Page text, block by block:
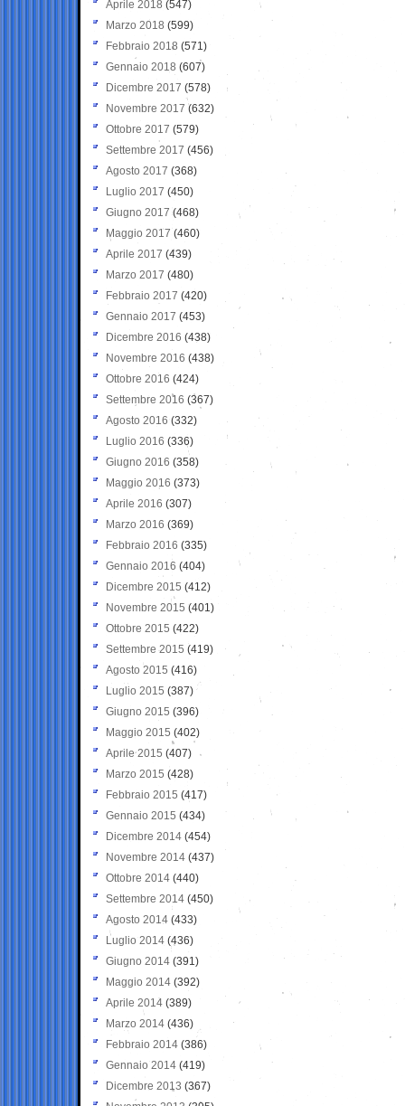
Aprile 2018 (547)
Marzo 2018 (599)
Febbraio 2018 (571)
Gennaio 2018 (607)
Dicembre 2017 (578)
Novembre 2017 (632)
Ottobre 2017 (579)
Settembre 2017 (456)
Agosto 2017 (368)
Luglio 2017 (450)
Giugno 2017 (468)
Maggio 2017 (460)
Aprile 2017 (439)
Marzo 2017 (480)
Febbraio 2017 (420)
Gennaio 2017 (453)
Dicembre 2016 (438)
Novembre 2016 (438)
Ottobre 2016 (424)
Settembre 2016 (367)
Agosto 2016 (332)
Luglio 2016 (336)
Giugno 2016 (358)
Maggio 2016 (373)
Aprile 2016 (307)
Marzo 2016 (369)
Febbraio 2016 (335)
Gennaio 2016 (404)
Dicembre 2015 (412)
Novembre 2015 (401)
Ottobre 2015 (422)
Settembre 2015 (419)
Agosto 2015 (416)
Luglio 2015 (387)
Giugno 2015 (396)
Maggio 2015 (402)
Aprile 2015 (407)
Marzo 2015 (428)
Febbraio 2015 (417)
Gennaio 2015 (434)
Dicembre 2014 (454)
Novembre 2014 (437)
Ottobre 2014 (440)
Settembre 2014 (450)
Agosto 2014 (433)
Luglio 2014 (436)
Giugno 2014 (391)
Maggio 2014 (392)
Aprile 2014 (389)
Marzo 2014 (436)
Febbraio 2014 (386)
Gennaio 2014 (419)
Dicembre 2013 (367)